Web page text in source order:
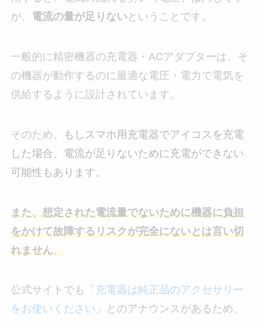
が、
電流の量が足りないということです。
一般的に精密機器の充電器・ACアダプターは、そ
の機器が動作するのに最適な電圧・電力で電気を
供給するように設計されています。
そのため 、もしスマホ用充電器でアイコスを充電
した場合、電流が足りないために充電ができない
可能性もあります。
また、想定された電流量でないために機器に負担
をかけて故障するリスクが完全にないとは言い切
れません。
公式サイトでも「 充電器は純正品のアクセサリー
をお使いください 」とのアナウンスがあるため、